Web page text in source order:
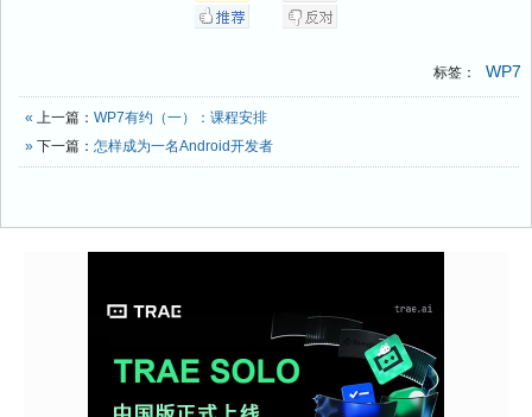
标签： WP7
« 上一篇： WP7有约（一）：课程安排
» 下一篇： 怎样成为一名Android开发者